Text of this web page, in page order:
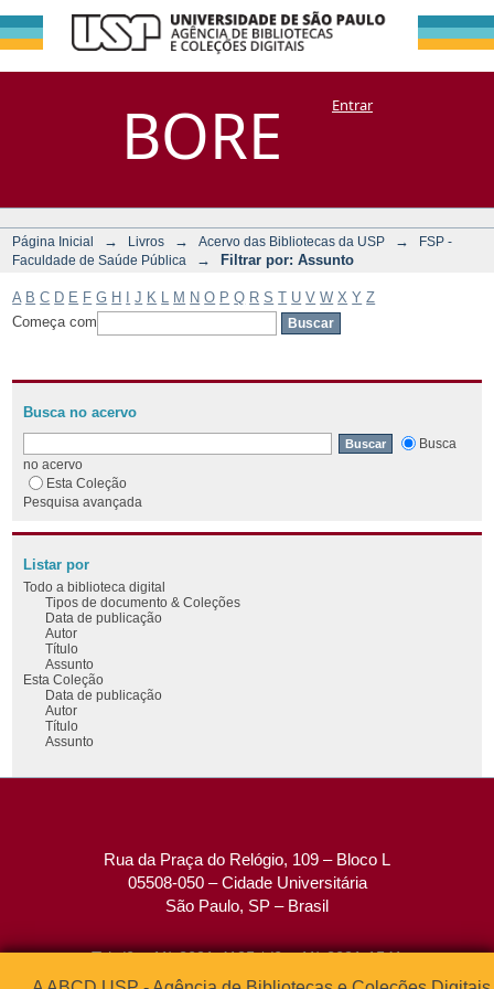
BORE
Filtrar por:
Assunto
DSpace/Manakin + CoriscoEntrar
Página Inicial → Livros → Acervo das Bibliotecas da USP →
FSP -
Faculdade de Saúde Pública
→ Filtrar por: Assunto
A B C D E F G H J K M N O P Q R S T U V W X Y Z
Começa com
Busca no acervo
Busca
no acervo
Esta Coleção
Pesquisa avançada
Listar por
Todo a biblioteca digital
Tipos de documento & Coleções
Data de publicação
Autor
Título
Assunto
Esta Coleção
Data de publicação
Autor
Título
Assunto
Rua da Praça do Relógio, 109 – Bloco L
05508-050 – Cidade Universitária
São Paulo, SP – Brasil
Tel: (0xx11) 3091-4195 / (0xx11) 3091-1541
Fax: (0xx11) 3091-1567